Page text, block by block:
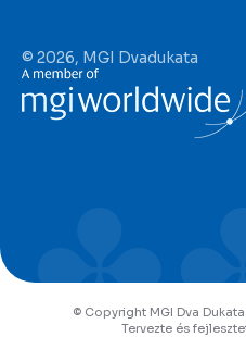
© 2026, MGI Dvadukata
© Copyright MGI Dva
Tervezte és